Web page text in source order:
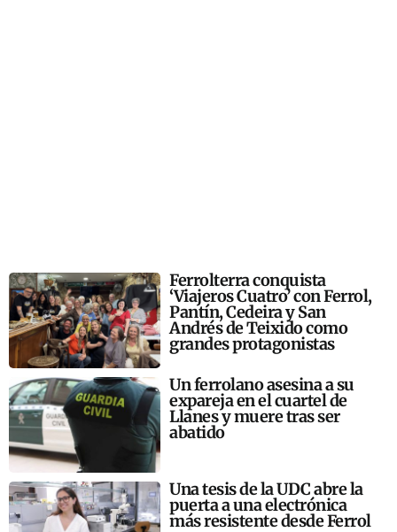
Ferrolterra conquista
‘Viajeros Cuatro’ con Ferrol,
Pantín, Cedeira y San
Andrés de Teixido como
grandes protagonistas
Un ferrolano asesina a su
expareja en el cuartel de
Llanes y muere tras ser
abatido
Una tesis de la UDC abre la
puerta a una electrónica
más resistente desde Ferrol